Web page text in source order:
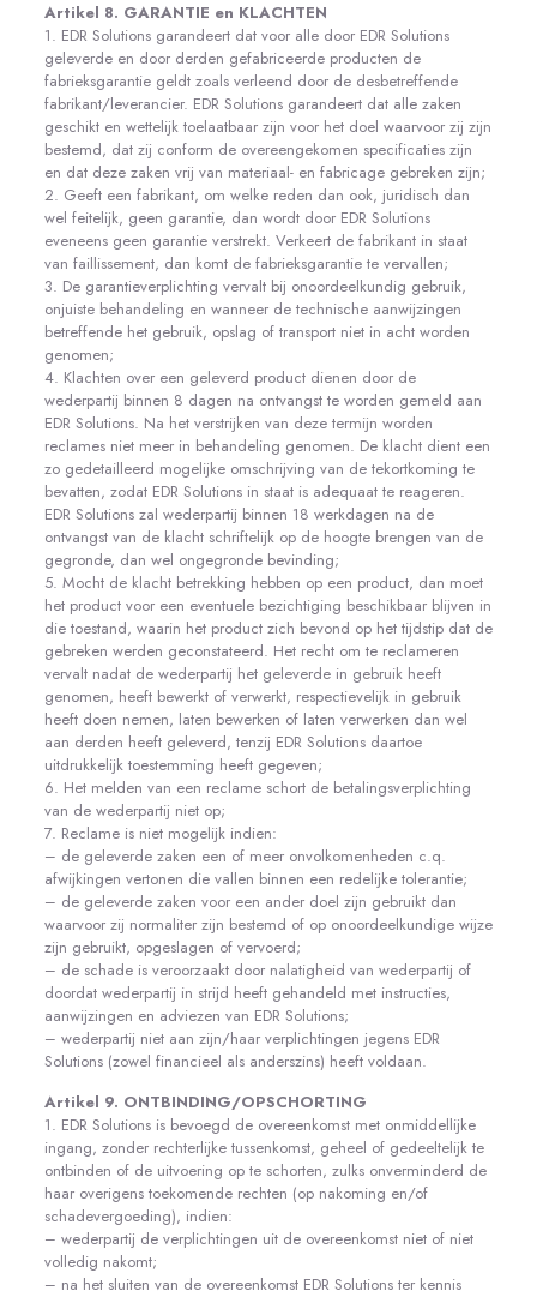
Artikel 8. GARANTIE en KLACHTEN
1. EDR Solutions garandeert dat voor alle door EDR Solutions
geleverde en door derden gefabriceerde producten de
fabrieksgarantie geldt zoals verleend door de desbetreffende
fabrikant/leverancier. EDR Solutions garandeert dat alle zaken
geschikt en wettelijk toelaatbaar zijn voor het doel waarvoor zij zijn
bestemd, dat zij conform de overeengekomen specificaties zijn
en dat deze zaken vrij van materiaal- en fabricage gebreken zijn;
2. Geeft een fabrikant, om welke reden dan ook, juridisch dan
wel feitelijk, geen garantie, dan wordt door EDR Solutions
eveneens geen garantie verstrekt. Verkeert de fabrikant in staat
van faillissement, dan komt de fabrieksgarantie te vervallen;
3. De garantieverplichting vervalt bij onoordeelkundig gebruik,
onjuiste behandeling en wanneer de technische aanwijzingen
betreffende het gebruik, opslag of transport niet in acht worden
genomen;
4. Klachten over een geleverd product dienen door de
wederpartij binnen 8 dagen na ontvangst te worden gemeld aan
EDR Solutions. Na het verstrijken van deze termijn worden
reclames niet meer in behandeling genomen. De klacht dient een
zo gedetailleerd mogelijke omschrijving van de tekortkoming te
bevatten, zodat EDR Solutions in staat is adequaat te reageren.
EDR Solutions zal wederpartij binnen 18 werkdagen na de
ontvangst van de klacht schriftelijk op de hoogte brengen van de
gegronde, dan wel ongegronde bevinding;
5. Mocht de klacht betrekking hebben op een product, dan moet
het product voor een eventuele bezichtiging beschikbaar blijven in
die toestand, waarin het product zich bevond op het tijdstip dat de
gebreken werden geconstateerd. Het recht om te reclameren
vervalt nadat de wederpartij het geleverde in gebruik heeft
genomen, heeft bewerkt of verwerkt, respectievelijk in gebruik
heeft doen nemen, laten bewerken of laten verwerken dan wel
aan derden heeft geleverd, tenzij EDR Solutions daartoe
uitdrukkelijk toestemming heeft gegeven;
6. Het melden van een reclame schort de betalingsverplichting
van de wederpartij niet op;
7. Reclame is niet mogelijk indien:
– de geleverde zaken een of meer onvolkomenheden c.q.
afwijkingen vertonen die vallen binnen een redelijke tolerantie;
– de geleverde zaken voor een ander doel zijn gebruikt dan
waarvoor zij normaliter zijn bestemd of op onoordeelkundige wijze
zijn gebruikt, opgeslagen of vervoerd;
– de schade is veroorzaakt door nalatigheid van wederpartij of
doordat wederpartij in strijd heeft gehandeld met instructies,
aanwijzingen en adviezen van EDR Solutions;
– wederpartij niet aan zijn/haar verplichtingen jegens EDR
Solutions (zowel financieel als anderszins) heeft voldaan.
Artikel 9. ONTBINDING/OPSCHORTING
1. EDR Solutions is bevoegd de overeenkomst met onmiddellijke
ingang, zonder rechterlijke tussenkomst, geheel of gedeeltelijk te
ontbinden of de uitvoering op te schorten, zulks onverminderd de
haar overigens toekomende rechten (op nakoming en/of
schadevergoeding), indien:
– wederpartij de verplichtingen uit de overeenkomst niet of niet
volledig nakomt;
– na het sluiten van de overeenkomst EDR Solutions ter kennis